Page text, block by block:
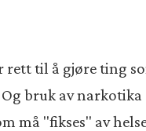
til å gjøre ting
Og bruk av narkotika
må "fikses" av